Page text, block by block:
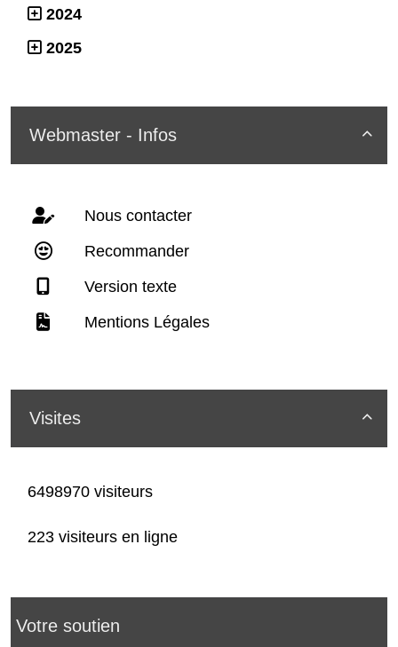
2024
2025

Webmaster - Infos
Nous contacter
Recommander
Version texte
Mentions Légales

Visites
6498970 visiteurs
223 visiteurs en ligne
Votre soutien